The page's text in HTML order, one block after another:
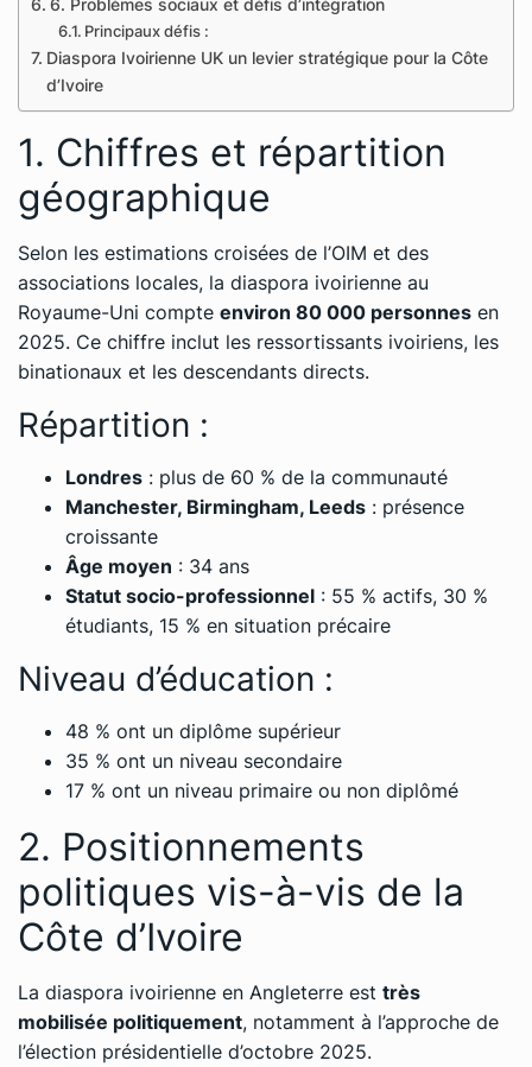
6. Problèmes sociaux et défis d’intégration
Principaux défis :
Diaspora Ivoirienne UK un levier stratégique pour la Côte
d’Ivoire
1. Chiffres et répartition
géographique
Selon les estimations croisées de l’OIM et des
associations locales, la diaspora ivoirienne au
Royaume-Uni compte environ 80 000 personnes en
2025. Ce chiffre inclut les ressortissants ivoiriens, les
binationaux et les descendants directs.
Répartition :
Londres : plus de 60 % de la communauté
Manchester, Birmingham, Leeds : présence
croissante
Âge moyen : 34 ans
Statut socio-professionnel : 55 % actifs, 30 %
étudiants, 15 % en situation précaire
Niveau d’éducation :
48 % ont un diplôme supérieur
35 % ont un niveau secondaire
17 % ont un niveau primaire ou non diplômé
2. Positionnements
politiques vis-à-vis de la
Côte d’Ivoire
La diaspora ivoirienne en Angleterre est très
mobilisée politiquement, notamment à l’approche de
l’élection présidentielle d’octobre 2025.